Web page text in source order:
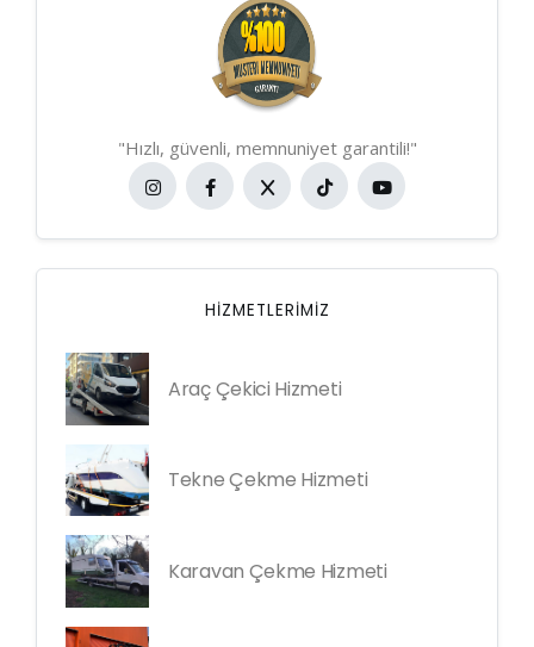
"Hızlı, güvenli, memnuniyet garantili!"
HIZMETLERIMIZ
Araç Çekici Hizmeti
Tekne Çekme Hizmeti
Karavan Çekme Hizmeti